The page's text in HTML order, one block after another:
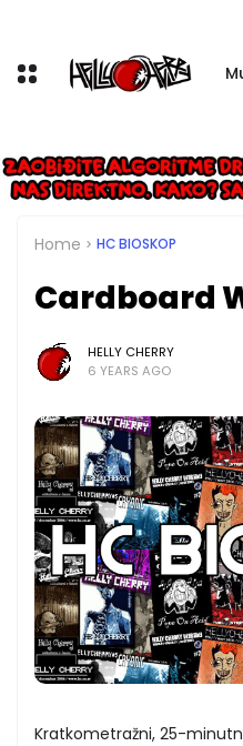
Home HC BIOSKOP
Cardboard
HELLY CHERRY
6 YEARS AGO
Kratkometražni, 25-